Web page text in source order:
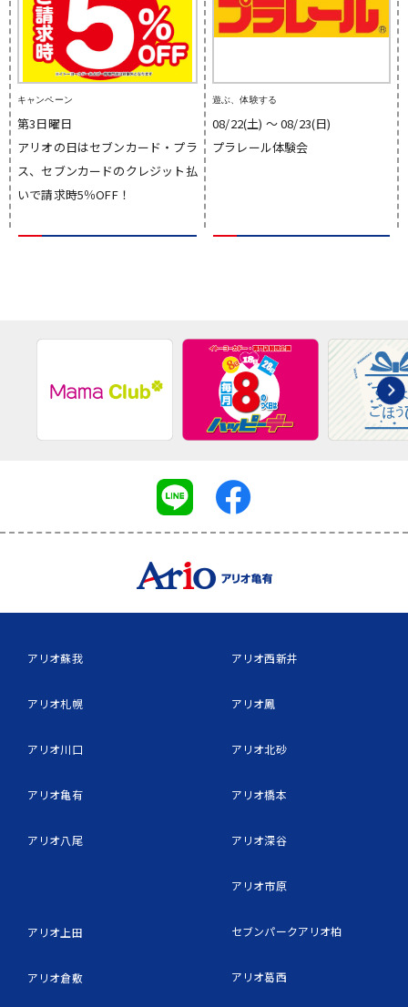
キャンペーン
第3日曜日
アリオの日はセブンカード・プラ
ス、セブンカードのクレジット払
いで請求時5％OFF！
遊ぶ、体験する
08/22(土) 〜 08/23(日)
プラレール体験会
アリオ蘇我
アリオ札幌
アリオ川口
アリオ亀有
アリオ八尾
アリオ上田
アリオ倉敷
アリオ西新井
アリオ鳳
アリオ北砂
アリオ橋本
アリオ深谷
アリオ市原
セブンパークアリオ柏
アリオ葛西